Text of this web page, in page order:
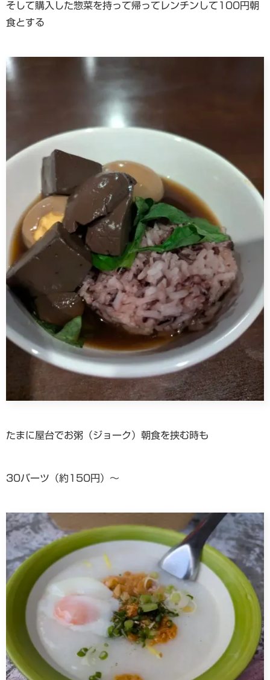
そして購入した惣菜を持って帰ってレンチンして100円朝
食とする
たまに屋台でお粥（ジョーク）朝食を挟む時も
30バーツ（約150円）〜